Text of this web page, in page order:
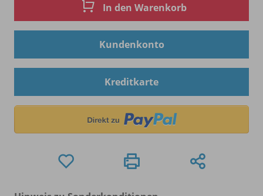
In den Warenkorb
Kundenkonto
Kreditkarte